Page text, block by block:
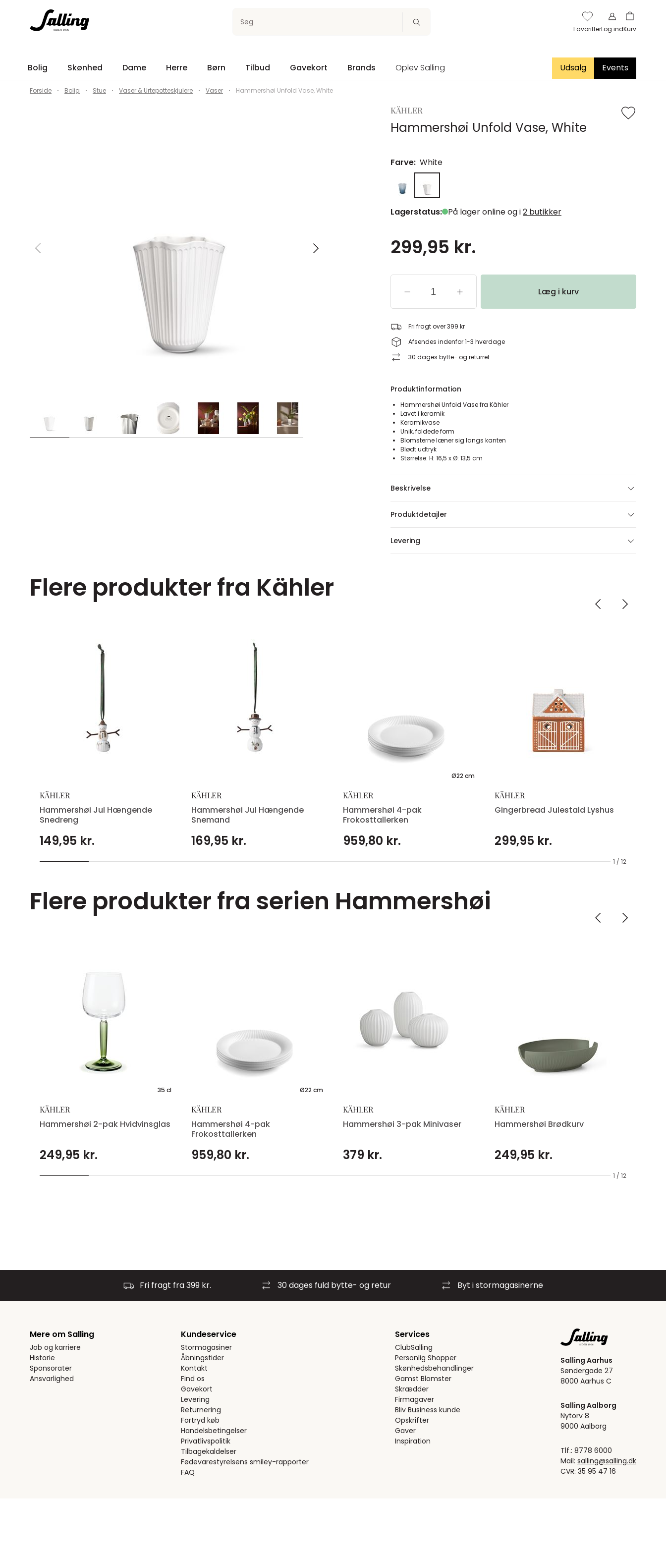
Søg
FavoritterLog indKurv
Bolig Skønhed Dame Herre Børn Tilbud Gavekort Brands Oplev Salling Udsalg Events
Forside Bolig Stue Vaser & Urtepotteskjulere Vaser Hammershøi Unfold Vase, White
KÄHLER
Hammershøi Unfold Vase, White
Farve: White
Lagerstatus: På lager online og i2 butikker
299,95 kr.
Læg i kurv
Fri fragt over 399 kr
Afsendes indenfor 1-3 hverdage
30 dages bytte- og returret
Produktinformation
Hammershøi Unfold Vase fra Kähler
Lavet i keramik
Keramikvase
Unik, foldede form
Blomsterne læner sig langs kanten
Blødt udtryk
Størrelse: H: 16,5 x Ø: 13,5 cm
Beskrivelse
Produktdetajler
Levering
Flere produkter fra Kähler
1 / 12
KÄHLER
Hammershøi Jul Hængende
Snedreng
149,95 kr.
KÄHLER
Hammershøi Jul Hængende
Snemand
169,95 kr.
Ø22 cm
KÄHLER
Hammershøi 4-pak
Frokosttallerken
959,80 kr.
KÄHLER
Gingerbread Julestald Lyshus
299,95 kr.
Flere produkter fra serien Hammershøi
1 / 12
35 cl
KÄHLER
Hammershøi 2-pak Hvidvinsglas
249,95 kr.
Ø22 cm
KÄHLER
Hammershøi 4-pak
Frokosttallerken
959,80 kr.
KÄHLER
Hammershøi 3-pak Minivaser
379 kr.
KÄHLER
Hammershøi Brødkurv
249,95 kr.
Fri fragt fra 399 kr. 30 dages fuld bytte- og retur Byt i stormagasinerne
Mere om Salling
Job og karriere
Historie
Sponsorater
Ansvarlighed
Kundeservice
Stormagasiner
Åbningstider
Kontakt
Find os
Gavekort
Levering
Returnering
Fortryd køb
Handelsbetingelser
Privatlivspolitik
Tilbagekaldelser
Fødevarestyrelsens smiley-rapporter
FAQ
Services
ClubSalling
Personlig Shopper
Skønhedsbehandlinger
Gamst Blomster
Skrædder
Firmagaver
Bliv Business kunde
Opskrifter
Gaver
Inspiration
Salling Aarhus
Søndergade 27
8000 Aarhus C
Salling Aalborg
Nytorv 8
9000 Aalborg
Tlf.: 8778 6000
Mail: salling@salling.dk
CVR: 35 95 47 16